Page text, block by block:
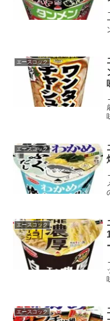
エースコック
エースコック
エースコック
エースコック